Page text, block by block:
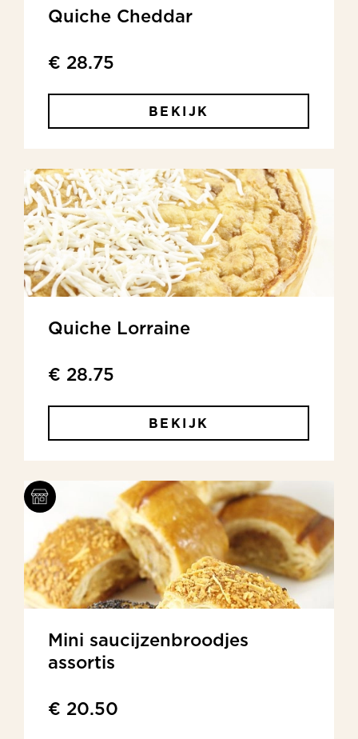
Quiche Cheddar
€ 28.75
BEKIJK
Quiche Lorraine
€ 28.75
BEKIJK
Mini saucijzenbroodjes
assortis
€ 20.50